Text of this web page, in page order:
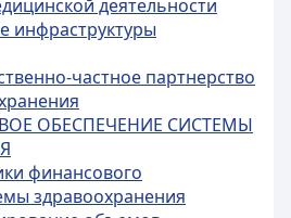
деятельности
инфраструктуры
частное партнерство
ОБЕСПЕЧЕНИЕ СИСТЕМЫ
финансового
здравоохранения